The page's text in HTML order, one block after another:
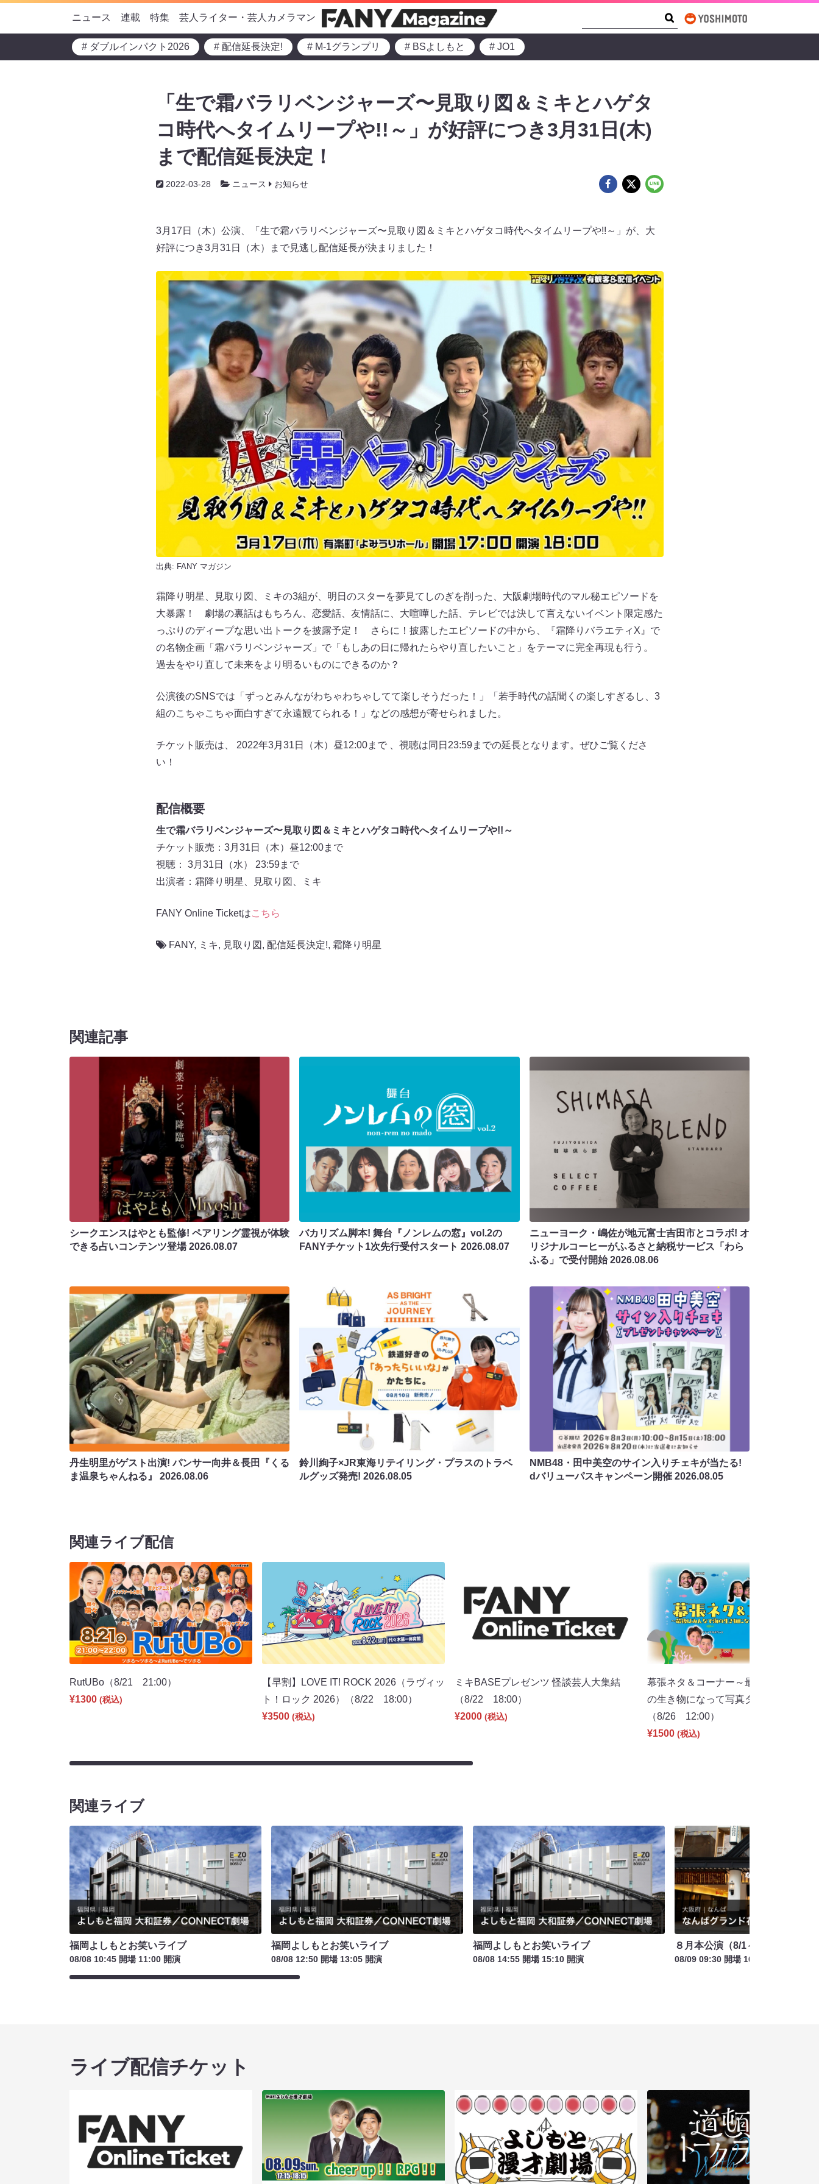
ニュース 連載 特集 芸人ライター・芸人カメラマン
# ダブルインパクト2026 # 配信延長決定! # M-1グランプリ # BSよしもと # JO1
「生で霜バラリベンジャーズ〜見取り図＆ミキとハゲタ
コ時代へタイムリープや!!～」が好評につき3月31日(木)
まで配信延長決定！
2022-03-28 ニュース お知らせ
3月17日（木）公演、「生で霜バラリベンジャーズ〜見取り図＆ミキとハゲタコ時代へタイムリープや!!～」が、大
好評につき3月31日（木）まで見逃し配信延長が決まりました！
出典: FANY マガジン
霜降り明星、見取り図、ミキの3組が、明日のスターを夢見てしのぎを削った、大阪劇場時代のマル秘エピソードを
大暴露！ 劇場の裏話はもちろん、恋愛話、友情話に、大喧嘩した話、テレビでは決して言えないイベント限定感た
っぷりのディープな思い出トークを披露予定！ さらに！披露したエピソードの中から、『霜降りバラエティX』で
の名物企画「霜バラリベンジャーズ」で「もしあの日に帰れたらやり直したいこと」をテーマに完全再現も行う。
過去をやり直して未来をより明るいものにできるのか？
公演後のSNSでは「ずっとみんながわちゃわちゃしてて楽しそうだった！」「若手時代の話聞くの楽しすぎるし、3
組のこちゃこちゃ面白すぎて永遠観てられる！」などの感想が寄せられました。
チケット販売は、 2022年3月31日（木）昼12:00まで 、視聴は同日23:59までの延長となります。ぜひご覧くださ
い！
配信概要
生で霜バラリベンジャーズ〜見取り図＆ミキとハゲタコ時代へタイムリープや!!～
チケット販売：3月31日（木）昼12:00まで
視聴： 3月31日（水） 23:59まで
出演者：霜降り明星、見取り図、ミキ
FANY Online Ticketはこちら
FANY, ミキ, 見取り図 , 配信延長決定!, 霜降り明星
関連記事
シークエンスはやとも監修! ペアリング霊視が体験
できる占いコンテンツ登場2026.08.07
バカリズム脚本! 舞台『ノンレムの窓』vol.2の
FANYチケット1次先行受付スタート2026.08.07
ニューヨーク・嶋佐が地元富士吉田市とコラボ! オ
リジナルコーヒーがふるさと納税サービス「わら
ふる」で受付開始2026.08.06
丹生明里がゲスト出演! パンサー向井＆長田『くる
ま温泉ちゃんねる』 2026.08.06
鈴川絢子×JR東海リテイリング・プラスのトラベ
ルグッズ発売!2026.08.05
NMB48・田中美空のサイン入りチェキが当たる!
dバリューパスキャンペーン開催 2026.08.05
関連ライブ配信
RutUBo（8/21 21:00）
¥1300 (税込)
【早割】LOVE IT! ROCK 2026（ラヴィッ
ト！ロック 2026）（8/22 18:00）
¥3500 (税込)
ミキBASEプレゼンツ 怪談芸人大集結
（8/22 18:00）
¥2000 (税込)
幕張ネタ＆コーナー～最後はみんなで
の生き物になって写真タイムもあるよ
（8/26 12:00）
¥1500 (税込)
関連ライブ
福岡よしもとお笑いライブ
08/08 10:45 開場 11:00 開演
福岡よしもとお笑いライブ
08/08 12:50 開場 13:05 開演
福岡よしもとお笑いライブ
08/08 14:55 開場 15:10 開演
８月本公演（8/1～8/23）
08/09 09:30 開場 10:00 開演
ライブ配信チケット